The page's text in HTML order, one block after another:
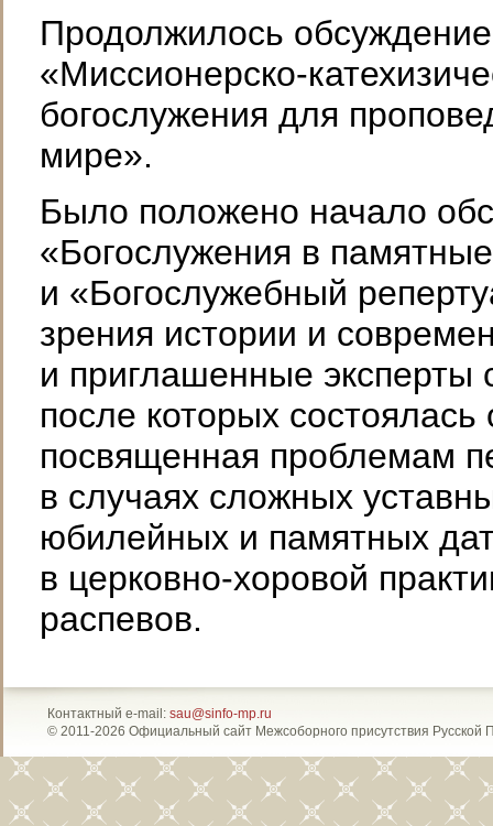
Продолжилось
«Миссионерско-
богослужения для
мире».
Было положено начало
«Богослужения в
и «Богослужебный
зрения истории и
и приглашенные эксперты
после которых
посвященная проблемам
в случаях сложных
юбилейных и памятных
в церковно-хоровой
распевов.
Контактный e-mail: sau@sinfo-mp.ru
© 2011-2026 Официальный сайт Межсоборного присутствия Русской